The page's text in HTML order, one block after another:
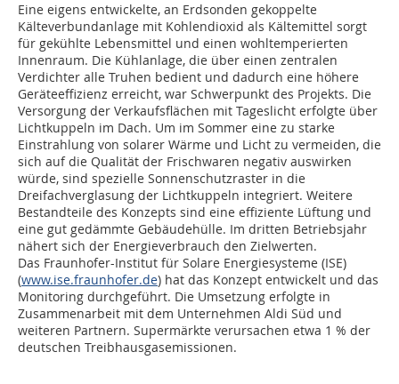
Eine eigens entwickelte, an Erdsonden gekoppelte
Kälteverbundanlage mit Kohlendioxid als Kältemittel sorgt
für gekühlte Lebensmittel und einen wohltemperierten
Innenraum. Die Kühlanlage, die über einen zentralen
Verdichter alle Truhen bedient und dadurch eine höhere
Geräteeffizienz erreicht, war Schwerpunkt des Projekts. Die
Versorgung der Verkaufsflächen mit Tageslicht erfolgte über
Lichtkuppeln im Dach. Um im Sommer eine zu starke
Einstrahlung von solarer Wärme und Licht zu vermeiden, die
sich auf die Qualität der Frischwaren negativ auswirken
würde, sind spezielle Sonnenschutzraster in die
Dreifachverglasung der Lichtkuppeln integriert. Weitere
Bestandteile des Konzepts sind eine effiziente Lüftung und
eine gut gedämmte Gebäudehülle. Im dritten Betriebsjahr
nähert sich der Energieverbrauch den Zielwerten.
Das Fraunhofer-Institut für Solare Energiesysteme (ISE)
(www.ise.fraunhofer.de) hat das Konzept entwickelt und das
Monitoring durchgeführt. Die Umsetzung erfolgte in
Zusammenarbeit mit dem Unternehmen Aldi Süd und
weiteren Partnern. Supermärkte verursachen etwa 1 % der
deutschen Treibhausgasemissionen.